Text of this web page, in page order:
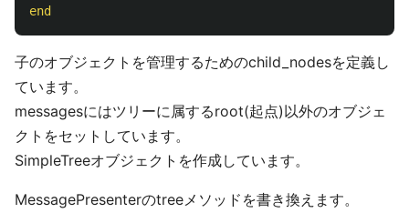
end
子のオブジェクトを管理するためのchild_nodesを定義し
ています。
messagesにはツリーに属するroot(起点)以外のオブジェ
クトをセットしています。
SimpleTreeオブジェクトを作成しています。
MessagePresenterのtreeメソッドを書き換えます。